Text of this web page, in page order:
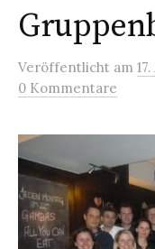
Veröffentlicht am
0 Kommentare